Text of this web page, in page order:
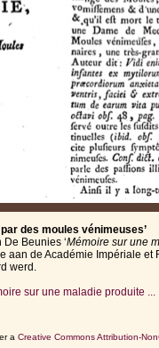
des moules vénimeuses’
De Beunies ‘Mémoire sur une
aan de Académie Impériale et
werd.
sur une maladie produite ...
a Creative Commons Attribution-